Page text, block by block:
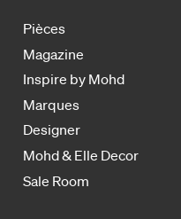
Pièces
Magazine
Inspire by Mohd
Marques
Designer
Mohd & Elle Decor
Sale Room